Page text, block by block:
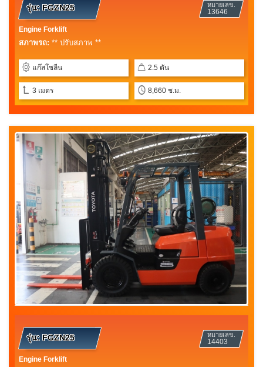
หมายเลข.
13646
รุ่น: FGZN25
Engine Forklift
สภาพรถ: ** ปรับสภาพ **
แก๊สโซลีน 2.5 ตัน
3 เมตร 8,660 ช.ม.
หมายเลข.
14403
รุ่น: FGZN25
Engine Forklift